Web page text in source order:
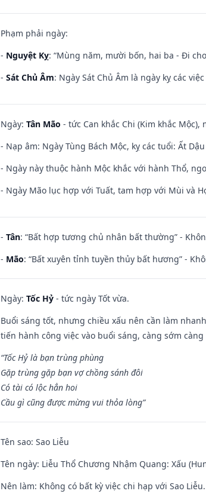
Phạm phải ngày:
- Nguyệt Kỵ: “Mùng năm, mười bốn, hai ba - Đi
- Sát Chủ Âm: Ngày Sát Chủ Âm là ngày kỵ các
Ngày: Tân Mão - tức Can khắc Chi (Kim khắc
- Nạp âm: Ngày Tùng Bách Mộc, kỵ các tuổi: Ất Dậu
- Ngày này thuộc hành Mộc khắc với hành Thổ,
- Ngày Mão lục hợp với Tuất, tam hợp với Mùi và
- Tân: “Bất hợp tương chủ nhân bất thường” -
- Mão: “Bất xuyên tỉnh tuyền thủy bất hương” -
Ngày: Tốc Hỷ - tức ngày Tốt vừa.
Buổi sáng tốt, nhưng chiều xấu nên cần làm
tiến hành công việc vào buổi sáng, càng sớm càng
“Tốc Hỷ là bạn trùng phùng
Gặp trùng gặp bạn vợ chồng sánh đôi
Có tài có lộc hẳn hoi
Cầu gì cũng được mừng vui thỏa lòng”
Tên sao: Sao Liễu
Tên ngày: Liễu Thổ Chương Nhậm Quang: Xấu
Nên làm: Không có bất kỳ việc chi hạp với Sao Liễu.